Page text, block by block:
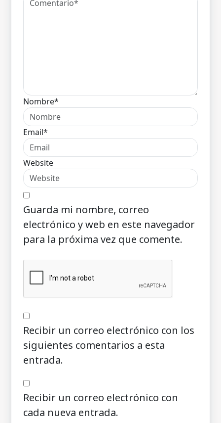
Nombre*
Email*
Website
Guarda mi nombre, correo
electrónico y web en este navegador
para la próxima vez que comente.
Recibir un correo electrónico con los
siguientes comentarios a esta
entrada.
Recibir un correo electrónico con
cada nueva entrada.